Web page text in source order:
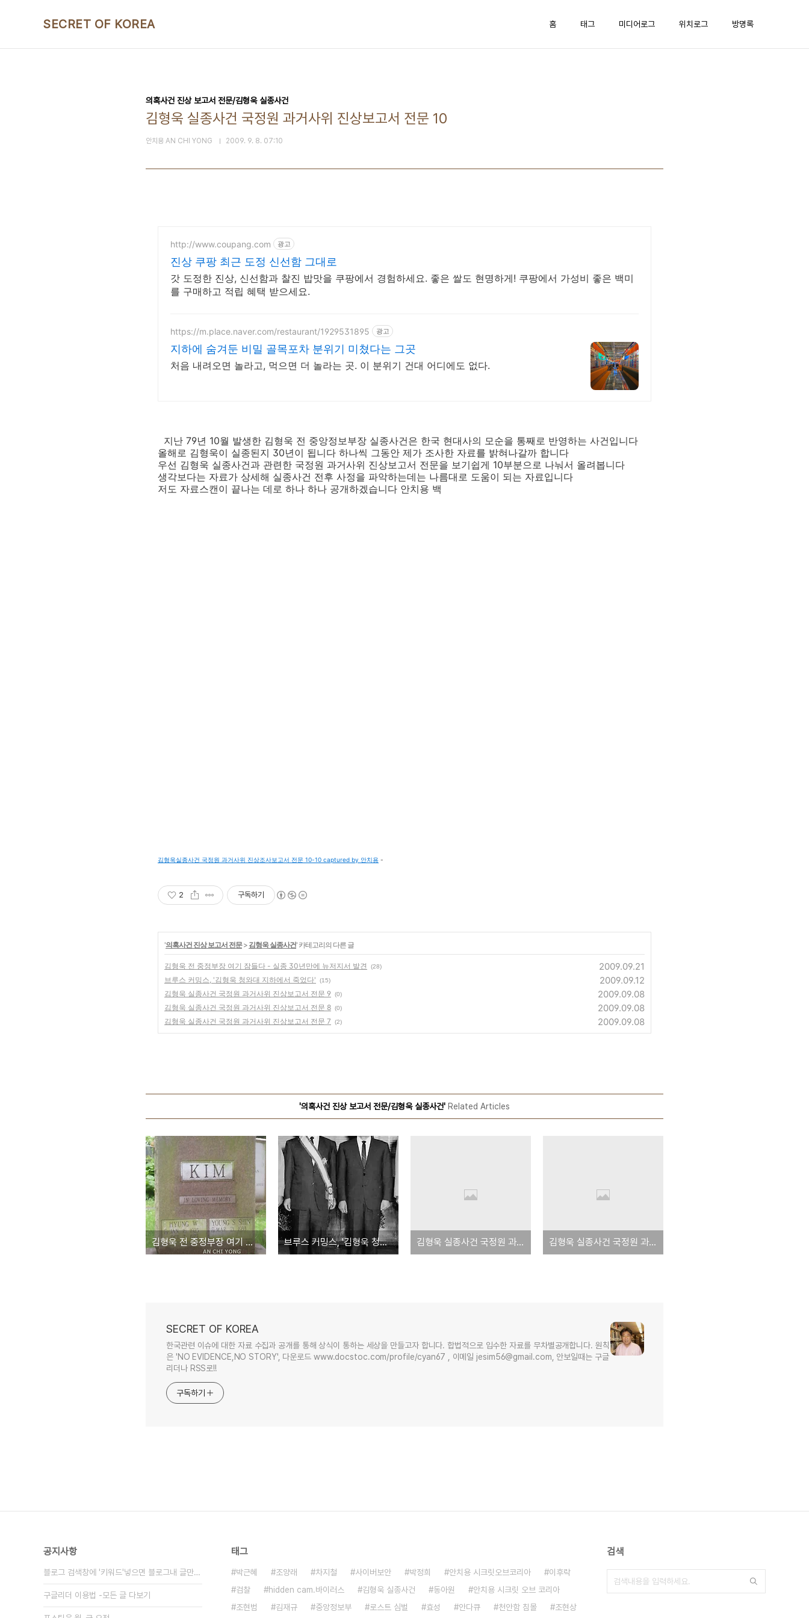
SECRET OF KOREA 홈 태그 미디어로그 위치로그 방명록
의혹사건 진상 보고서 전문/김형욱 실종사건
김형욱 실종사건 국정원 과거사위 진상보고서 전문 10
안치용 AN CHI YONG 2009. 9. 8. 07:10
http://www.coupang.com 광고
진상 쿠팡 최근 도정 신선함 그대로
갓 도정한 진상, 신선함과 찰진 밥맛을 쿠팡에서 경험하세요. 좋은 쌀도 현명하게! 쿠팡에서 가성비 좋은 백미
를 구매하고 적립 혜택 받으세요.
https://m.place.naver.com/restaurant/1929531895 광고
지하에 숨겨둔 비밀 골목포차 분위기 미쳤다는 그곳
처음 내려오면 놀라고, 먹으면 더 놀라는 곳. 이 분위기 건대 어디에도 없다.
지난 79년 10월 발생한 김형욱 전 중앙정보부장 실종사건은 한국 현대사의 모순을 통째로 반영하는 사건입니다
올해로 김형욱이 실종된지 30년이 됩니다 하나씩 그동안 제가 조사한 자료를 밝혀나갈까 합니다
우선 김형욱 실종사건과 관련한 국정원 과거사위 진상보고서 전문을 보기쉽게 10부분으로 나눠서 올려봅니다
생각보다는 자료가 상세해 실종사건 전후 사정을 파악하는데는 나름대로 도움이 되는 자료입니다
저도 자료스캔이 끝나는 데로 하나 하나 공개하겠습니다 안치용 백
김형욱실종사건 국정원 과거사위 진상조사보고서 전문 10-10 captured by 안치용 -
2 구독하기
'의혹사건 진상 보고서 전문> 김형욱 실종사건' 카테고리의 다른 글
김형욱 전 중정부장 여기 잠들다 - 실종 30년만에 뉴저지서 발견 (28) 2009.09.21
브루스 커밍스, '김형욱 청와대 지하에서 죽었다' (15) 2009.09.12
김형욱 실종사건 국정원 과거사위 진상보고서 전문 9 (0) 2009.09.08
김형욱 실종사건 국정원 과거사위 진상보고서 전문 8 (0) 2009.09.08
김형욱 실종사건 국정원 과거사위 진상보고서 전문 7 (2) 2009.09.08
'의혹사건 진상 보고서 전문/김형욱 실종사건' Related Articles
김형욱 전 중정부장 여기 잠들다 - 실종 30년만에 뉴저지서 발견 브루스 커밍스, '김형욱 청와대 지하에서 죽었다' 김형욱 실종사건 국정원 과거사위 진상보고서 전문 9 김형욱 실종사건 국정원 과거사위 진상보고서 전문 8
SECRET OF KOREA
한국관련 이슈에 대한 자료 수집과 공개를 통해 상식이 통하는 세상을 만들고자 합니다. 합법적으로 입수한 자료를 무차별공개합니다. 원칙
은 'NO EVIDENCE,NO STORY', 다운로드 www.docstoc.com/profile/cyan67 , 이메일 jesim56@gmail.com, 안보일때는 구글
리더나 RSS로!!
구독하기
공지사항
블로그 검색창에 '키워드'넣으면 블로그내 글만 검색
구글리더 이용법 -모든 글 다보기
태그
박근혜 조양래 차지철 사이버보안 박정희 안치용 시크릿오브코리아
이후락
검찰
hidden cam.바이러스 김형욱 실종사건 동아원
안치용 시크릿 오브 코리아
조현범
김재규 중앙정보부 로스트 심벌 효성 안다큐 천안함 침몰 조현상
검색